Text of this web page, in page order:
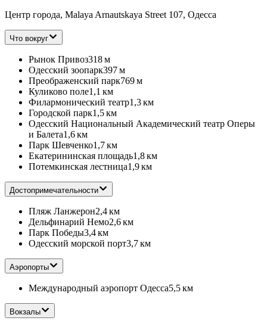
Центр города, Malaya Arnautskaya Street 107, Одесса
Что вокруг
Рынок Привоз318 м
Одесский зоопарк397 м
Преображенский парк769 м
Куликово поле1,1 км
Филармонический театр1,3 км
Городской парк1,5 км
Одесский Национальный Академический театр Оперы
и Балета1,6 км
Парк Шевченко1,7 км
Екатерининская площадь1,8 км
Потемкинская лестница1,9 км
Достопримечательности
Пляж Ланжерон2,4 км
Дельфинарий Немо2,6 км
Парк Победы3,4 км
Одесский морской порт3,7 км
Аэропорты
Международный аэропорт Одесса5,5 км
Вокзалы